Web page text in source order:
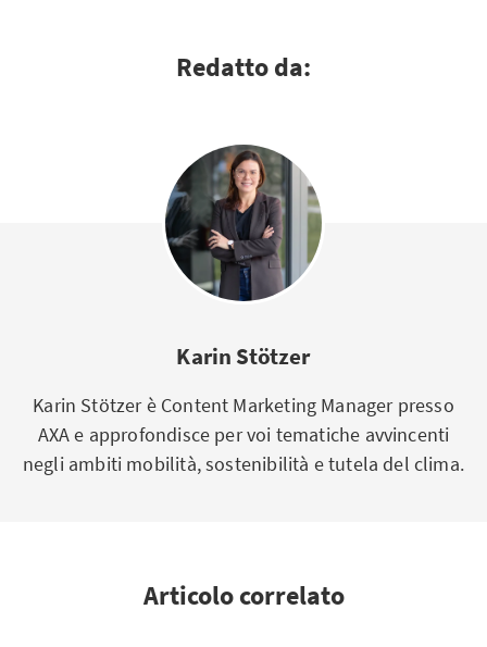
Redatto da:
Karin Stötzer
Karin Stötzer è Content Marketing Manager presso
AXA e approfondisce per voi tematiche avvincenti
negli ambiti mobilità, sostenibilità e tutela del clima.
Articolo correlato